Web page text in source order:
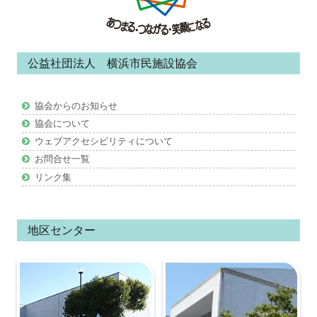
テ
ツ
公益社団法人 横浜市民施設協会
協会からのお知らせ
協会について
ウェブアクセシビリティについて
お問合せ一覧
リンク集
地区センター